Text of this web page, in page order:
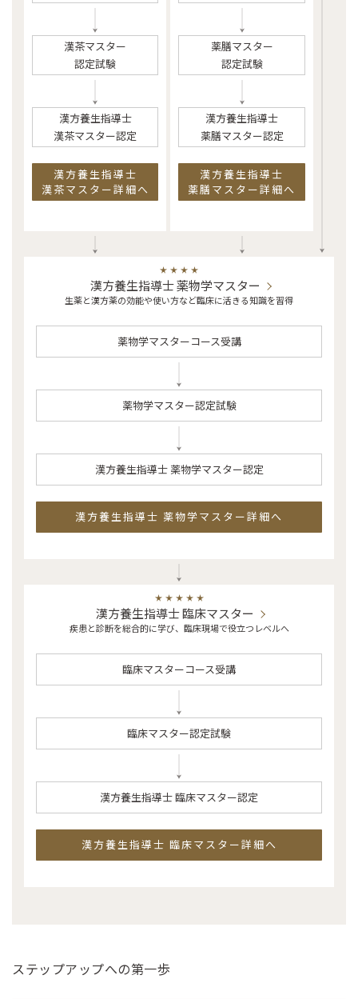
漢茶マスター
認定試験
漢方養生指導士
漢茶マスター認定
漢方養生指導士
漢茶マスター詳細へ
薬膳マスター
認定試験
漢方養生指導士
薬膳マスター認定
漢方養生指導士
薬膳マスター詳細へ
漢方養生指導士 薬物学マスター
生薬と漢方薬の効能や使い方など臨床に活きる知識を習得
薬物学マスターコース受講
薬物学マスター認定試験
漢方養生指導士 薬物学マスター認定
漢方養生指導士 薬物学マスター詳細へ
漢方養生指導士 臨床マスター
疾患と診断を総合的に学び、臨床現場で役立つレベルへ
臨床マスターコース受講
臨床マスター認定試験
漢方養生指導士 臨床マスター認定
漢方養生指導士 臨床マスター詳細へ
ステップアップへの第一歩